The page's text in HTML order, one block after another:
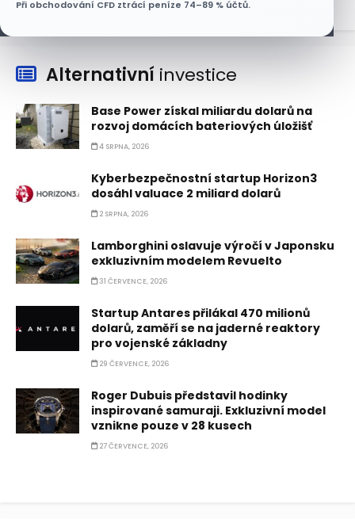
Při obchodování CFD ztrácí peníze 74–89 % účtů.
Alternativní investice
Base Power získal miliardu dolarů na
rozvoj domácích bateriových úložišť
4 SRPNA, 2026
Kyberbezpečnostní startup Horizon3
dosáhl valuace 2 miliard dolarů
2 SRPNA, 2026
Lamborghini oslavuje výročí v Japonsku
exkluzivním modelem Revuelto
31 ČERVENCE, 2026
Startup Antares přilákal 470 milionů
dolarů, zaměří se na jaderné reaktory
pro vojenské základny
29 ČERVENCE, 2026
Roger Dubuis představil hodinky
inspirované samuraji. Exkluzivní model
vznikne pouze v 28 kusech
27 ČERVENCE, 2026